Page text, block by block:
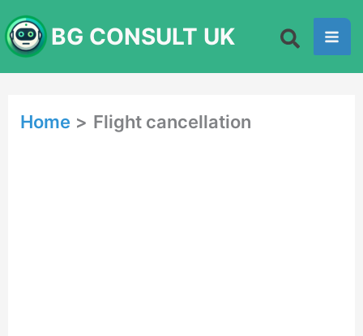
to
content
BG CONSULT UK
Home Flight cancellation